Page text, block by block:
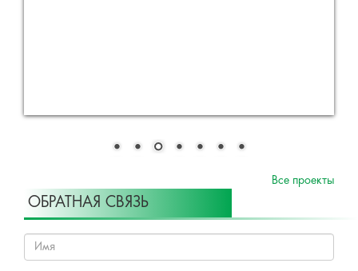
Все проекты